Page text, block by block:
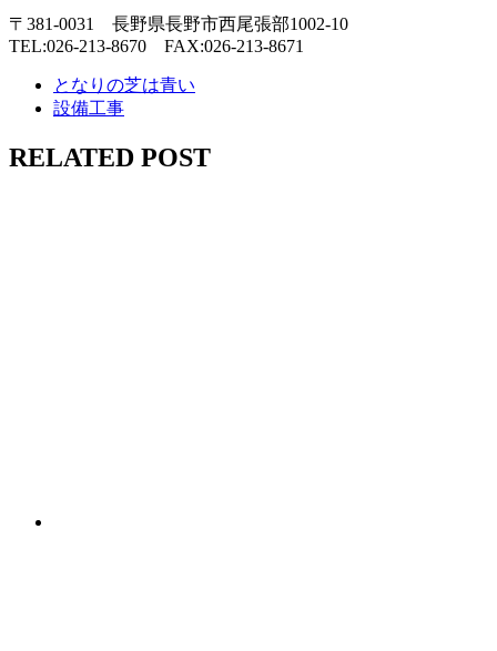
〒381-0031 長野県長野市西尾張部1002-10
TEL:026-213-8670 FAX:026-213-8671
となりの芝は青い
設備工事
RELATED POST